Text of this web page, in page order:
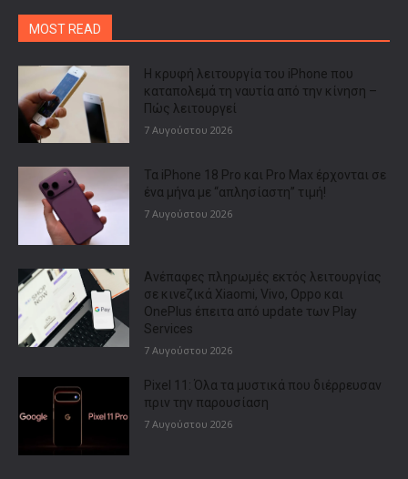
MOST READ
Η κρυφή λειτουργία του iPhone που
καταπολεμά τη ναυτία από την κίνηση –
Πώς λειτουργεί
7 Αυγούστου 2026
Τα iPhone 18 Pro και Pro Max έρχονται σε
ένα μήνα με “απλησίαστη” τιμή!
7 Αυγούστου 2026
Ανέπαφες πληρωμές εκτός λειτουργίας
σε κινεζικά Xiaomi, Vivo, Oppo και
OnePlus έπειτα από update των Play
Services
7 Αυγούστου 2026
Pixel 11: Όλα τα μυστικά που διέρρευσαν
πριν την παρουσίαση
7 Αυγούστου 2026